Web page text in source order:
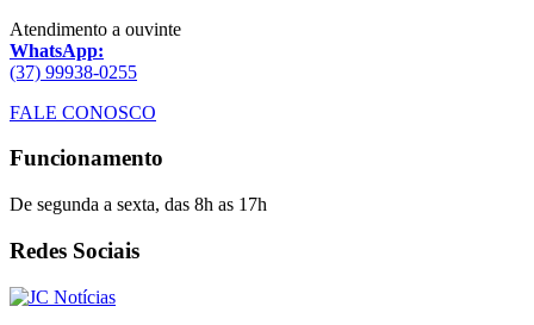
Atendimento a ouvinte
WhatsApp:
(37) 99938-0255
FALE CONOSCO
Funcionamento
De segunda a sexta, das 8h as 17h
Redes Sociais